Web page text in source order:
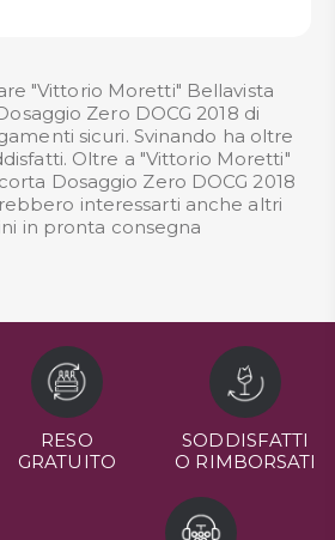
"Vittorio Moretti" Bellavista
Zero DOCG 2018 di
sicuri. Svinando ha oltre
Oltre a "Vittorio Moretti"
Dosaggio Zero DOCG 2018
interessarti anche altri
in pronta consegna
RESO
GRATUITO
SODDISFATTI
O RIMBORSATI